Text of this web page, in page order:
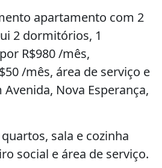
apartamento com 2
2 dormitórios, 1
R$980 /mês,
/mês, área de serviço e
Nova Esperança,
sala e cozinha
social e área de serviço.